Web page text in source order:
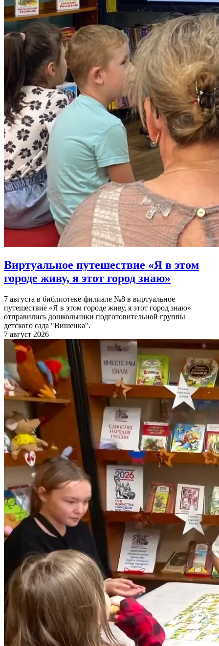
Виртуальное путешествие «Я в этом
городе живу, я этот город знаю»
7 августа в библиотеке-филиале №8 в виртуальное
путешествие «Я в этом городе живу, я этот город знаю»
отправились дошкольники подготовительной группы
детского сада "Вишенка".
7 август 2026